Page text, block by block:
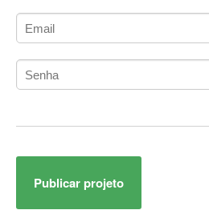
Administração de Artistas e Repertórios
Administração de Redes
Administração PostgreSQL
ADO.NET Entity Framework
Publicar projeto